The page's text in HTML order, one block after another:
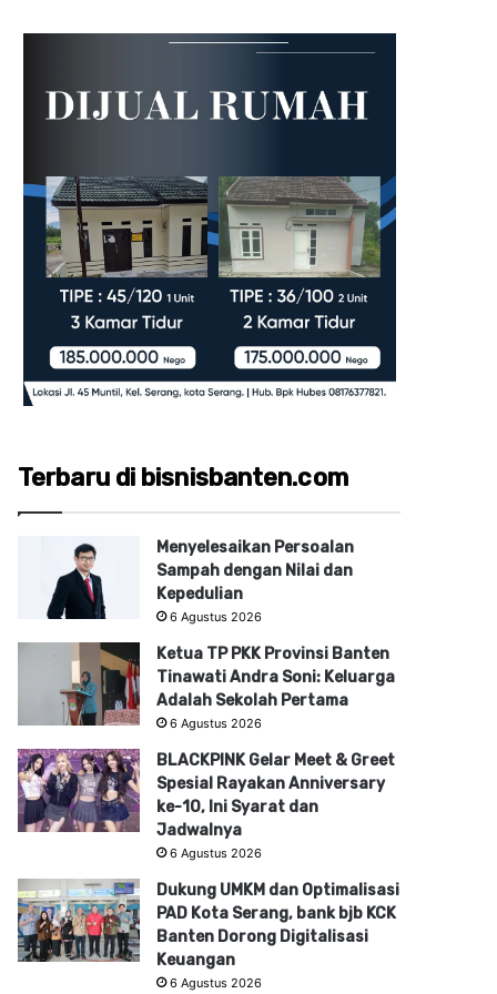
Terbaru di bisnisbanten.com
Menyelesaikan Persoalan
Sampah dengan Nilai dan
Kepedulian
6 Agustus 2026
Ketua TP PKK Provinsi Banten
Tinawati Andra Soni: Keluarga
Adalah Sekolah Pertama
6 Agustus 2026
BLACKPINK Gelar Meet & Greet
Spesial Rayakan Anniversary
ke-10, Ini Syarat dan
Jadwalnya
6 Agustus 2026
Dukung UMKM dan Optimalisasi
PAD Kota Serang, bank bjb KCK
Banten Dorong Digitalisasi
Keuangan
6 Agustus 2026